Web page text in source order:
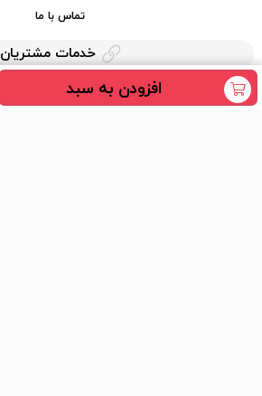
افزودن به سبد
تماس با ما
خدمات مشتریان
حریم خصوصی